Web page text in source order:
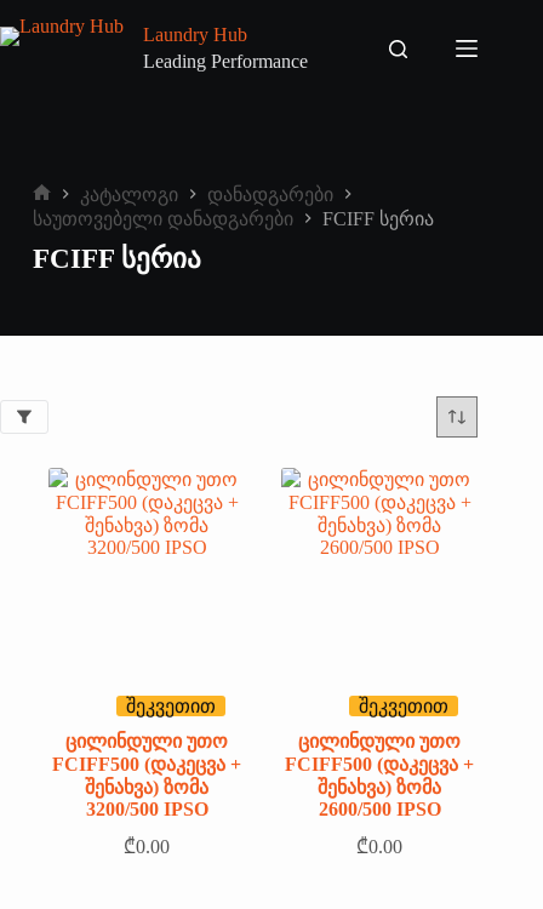
to
content
Laundry Hub
Leading Performance
Home
კატალოგი
დანადგარები
საუთოვებელი დანადგარები
FCIFF სერია
FCIFF ᲡᲔᲠᲘᲐ
შეკვეთით
ᲪᲘᲚᲘᲜᲓᲣᲚᲘ ᲣᲗᲝ
FCIFF500 (ᲓᲐᲙᲔᲪᲕᲐ +
ᲨᲔᲜᲐᲮᲕᲐ) ᲖᲝᲛᲐ
3200/500 IPSO
₾0.00
შეკვეთით
ᲪᲘᲚᲘᲜᲓᲣᲚᲘ ᲣᲗᲝ
FCIFF500 (ᲓᲐᲙᲔᲪᲕᲐ +
ᲨᲔᲜᲐᲮᲕᲐ) ᲖᲝᲛᲐ
2600/500 IPSO
₾0.00